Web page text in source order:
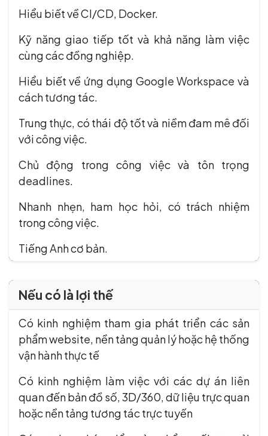
Hiểu biết về CI/CD, Docker.
Kỹ năng giao tiếp tốt và khả năng làm việc
cùng các đồng nghiệp.
Hiểu biết về ứng dụng Google Workspace và
cách tương tác.
Trung thực, có thái độ tốt và niềm đam mê đối
với công việc.
Chủ động trong công việc và tôn trọng
deadlines.
Nhanh nhẹn, ham học hỏi, có trách nhiệm
trong công việc.
Tiếng Anh cơ bản.
Nếu có là lợi thế
Có kinh nghiệm tham gia phát triển các sản
phẩm website, nền tảng quản lý hoặc hệ thống
vận hành thực tế
Có kinh nghiệm làm việc với các dự án liên
quan đến bản đồ số, 3D/360, dữ liệu trực quan
hoặc nền tảng tương tác trực tuyến